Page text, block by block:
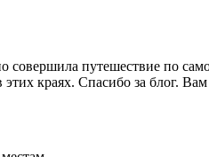
совершила путешествие по
краях. Спасибо за блог.